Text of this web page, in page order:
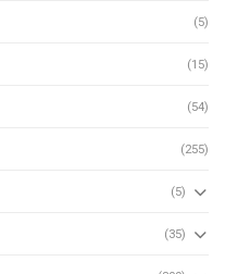
(5)
(15)
(54)
(255)
(5)
(35)